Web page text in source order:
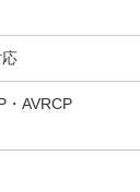
・AVRCP